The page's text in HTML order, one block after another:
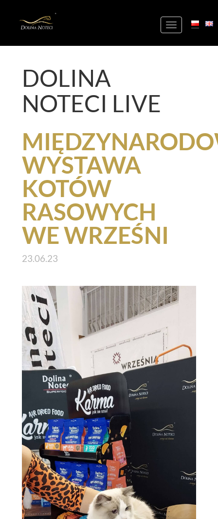
Toggle
DOLINA
NOTECI LIVE
WYSTAWA
KOTÓW
RASOWYCH
WE WRZEŚNI
23.06.23